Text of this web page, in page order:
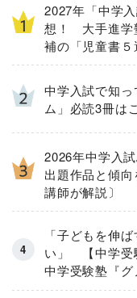
2027年「中学
想！ 大手進学
補の「児童書５
中学入試で知
ム」必読3冊は
2026年中学入
出題作品と傾
講師が解説〕
「子どもを伸
い」 【中学受
中学受験塾『
が「保護者の